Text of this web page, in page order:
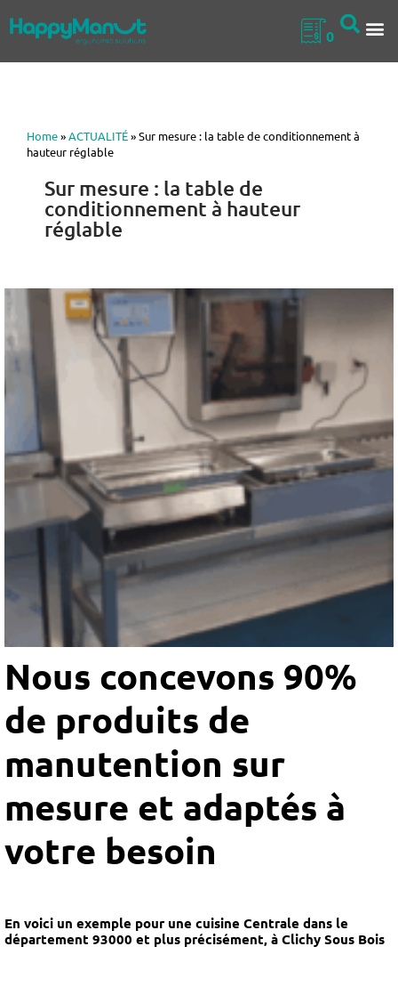
0
Home»ACTUALITÉ»Sur mesure : la table de conditionnement à
hauteur réglable
Sur mesure : la table de
conditionnement à hauteur
réglable
Nous concevons 90%
de produits de
manutention sur
mesure et adaptés à
votre besoin
En voici un exemple pour une cuisine Centrale dans le
département 93000 et plus précisément, à Clichy Sous Bois ‍